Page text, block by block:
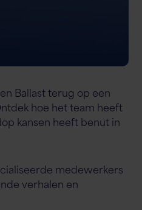
Ballast terug op een
hoe het team heeft
kansen heeft benut in
medewerkers
verhalen en